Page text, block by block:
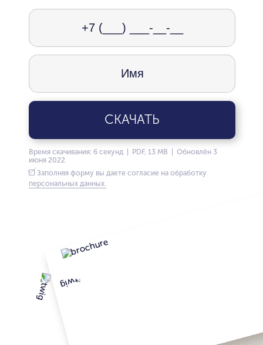
СКАЧАТЬ
Время скачивания: 6 секунд | PDF, 13 MB | Обновлён 3
июня 2022
Заполняя форму вы даете согласие на обработку
персональных данных.